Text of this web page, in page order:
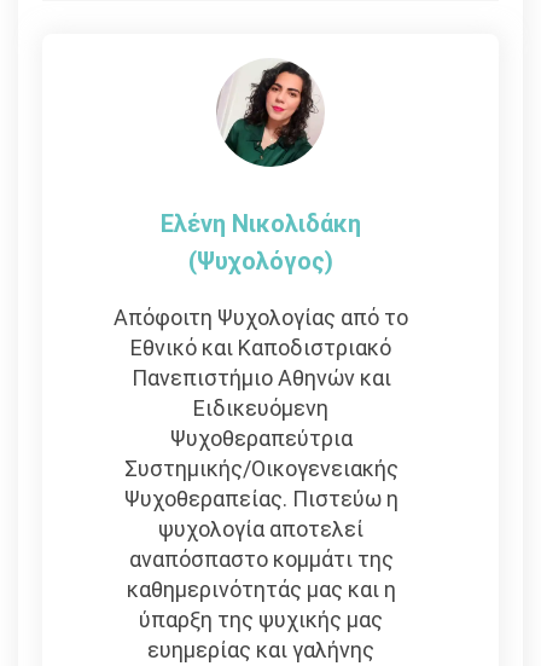
Ελένη Νικολιδάκη
(Ψυχολόγος)
Απόφοιτη Ψυχολογίας από το
Εθνικό και Καποδιστριακό
Πανεπιστήμιο Αθηνών και
Eιδικευόμενη
Ψυχοθεραπεύτρια
Συστημικής/Οικογενειακής
Ψυχοθεραπείας. Πιστεύω η
ψυχολογία αποτελεί
αναπόσπαστο κομμάτι της
καθημερινότητάς μας και η
ύπαρξη της ψυχικής μας
ευημερίας και γαλήνης